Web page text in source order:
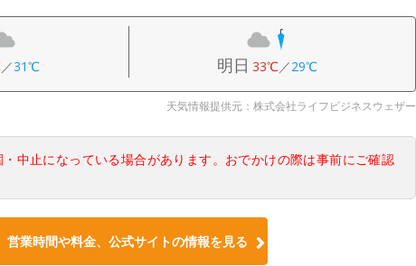
／31℃ 明日 33℃／29℃
天気情報提供元：株式会社ライフビジネスウェザー
中止になっている場合があります。おでかけの際は事前にご確認
営業時間や料金、公式サイトの情報を見る